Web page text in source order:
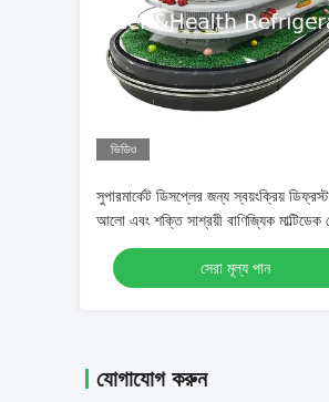
ভিডিও
সুপারমার্কেট ডিসপ্লের জন্য স্বয়ংক্রিয়
আলো এবং শক্তি সাশ্রয়ী বাণিজ্যিক মাল্টিডেক
সেরা মূল্য পান
যোগাযোগ করুন